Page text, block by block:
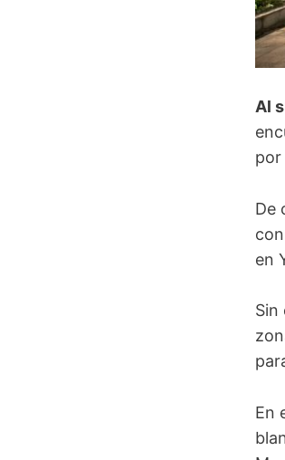
Al
por
De
en
Sin
En